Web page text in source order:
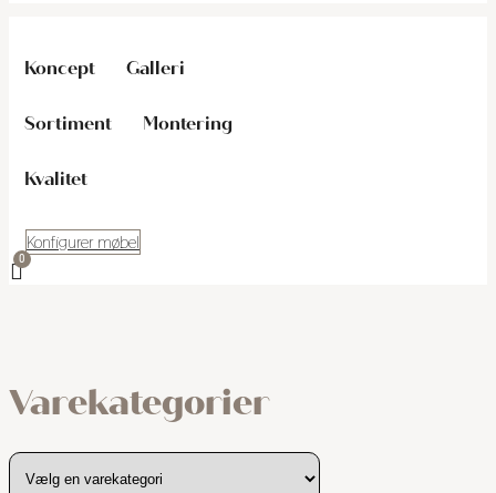
Koncept Galleri
Sortiment Montering
Kvalitet
Konfigurer møbel
Varekategorier